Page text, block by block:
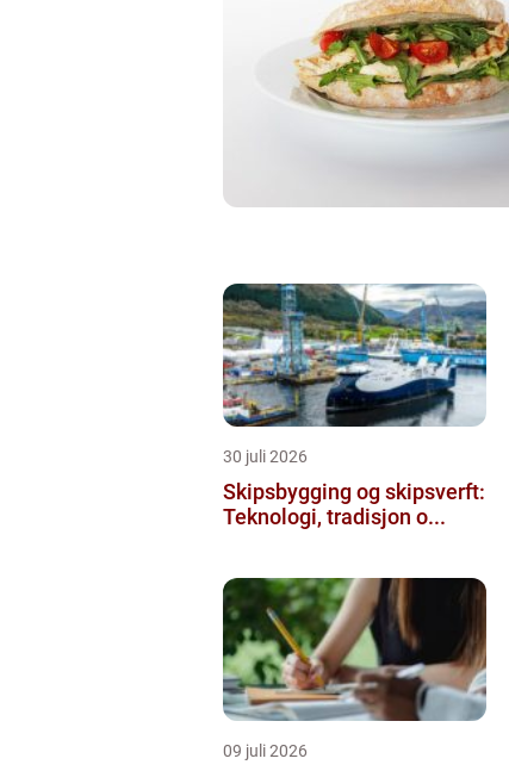
30 juli 2026
Skipsbygging og skipsverft:
Teknologi, tradisjon o...
09 juli 2026